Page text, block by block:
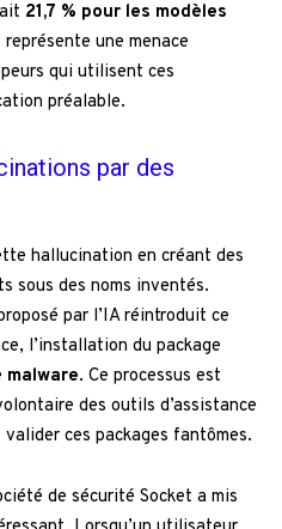
21,7 % pour les modèles
représente une menace
qui utilisent ces
préalable.
par des
hallucination en créant des
sous des noms inventés.
par l’IA réintroduit ce
l’installation du package
malware. Ce processus est
des outils d’assistance
ces packages fantômes.
de sécurité Socket a mis